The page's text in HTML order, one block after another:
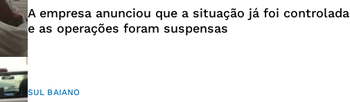
A empresa anunciou que a situação já foi controlada
e as operações foram suspensas
SUL BAIANO